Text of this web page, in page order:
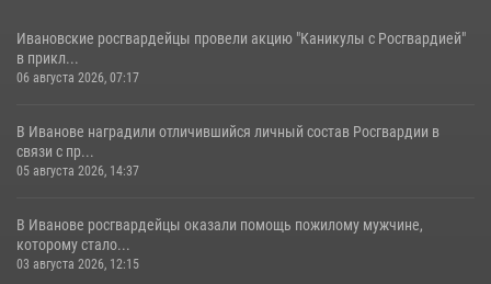
Ивановские росгвардейцы провели акцию "Каникулы с Росгвардией"
в прикл...
06 августа 2026, 07:17
В Иванове наградили отличившийся личный состав Росгвардии в
связи с пр...
05 августа 2026, 14:37
В Иванове росгвардейцы оказали помощь пожилому мужчине,
которому стало...
03 августа 2026, 12:15